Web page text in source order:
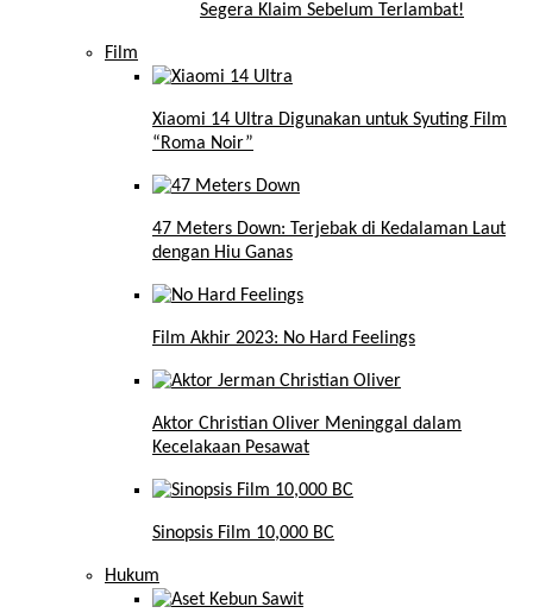
Segera Klaim Sebelum Terlambat!
Film
Xiaomi 14 Ultra Digunakan untuk Syuting Film
“Roma Noir”
47 Meters Down: Terjebak di Kedalaman Laut
dengan Hiu Ganas
Film Akhir 2023: No Hard Feelings
Aktor Christian Oliver Meninggal dalam
Kecelakaan Pesawat
Sinopsis Film 10,000 BC
Hukum